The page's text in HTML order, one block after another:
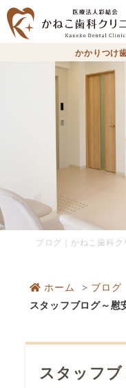
かかりつけ
ブログ｜かねこ歯科
ホーム ブログ
スタッフブログ～慰
スタッフ